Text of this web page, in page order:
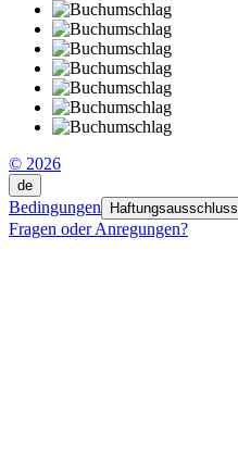
© 2026
de
Bedingungen Haftungsausschluss
Fragen oder Anregungen?